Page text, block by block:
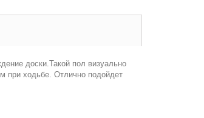
доски.Такой пол визуально
при ходьбе. Отлично подойдет